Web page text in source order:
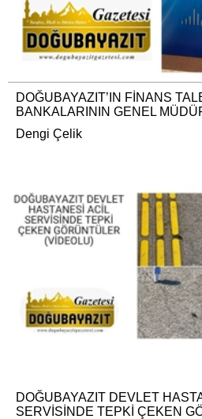
DOĞUBAYAZIT’IN FİNANS
BANKALARININ GENEL
Dengi Çelik
DOĞUBAYAZIT DEVLET
SERVİSİNDE TEPKİ ÇEKEN